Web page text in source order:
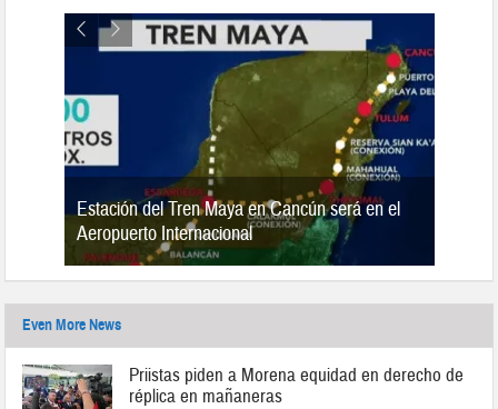
Estación del Tren Maya en Cancún será en el
Aeropuerto Internacional
Even More News
Priistas piden a Morena equidad en derecho de
réplica en mañaneras